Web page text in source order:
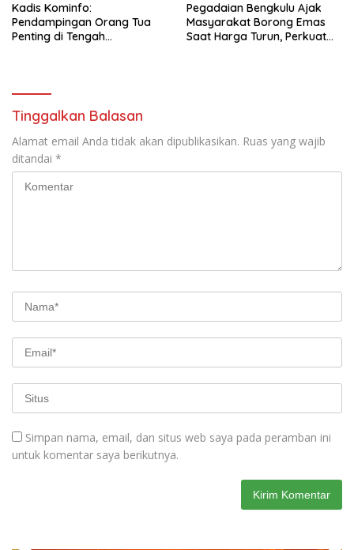
Kadis Kominfo:
Pendampingan Orang Tua
Penting di Tengah
Pegadaian Bengkulu Ajak
Masyarakat Borong Emas
Saat Harga Turun, Perkuat
Tinggalkan Balasan
Alamat email Anda tidak akan dipublikasikan. Ruas yang wajib
ditandai *
Simpan nama, email, dan situs web saya pada peramban ini
untuk komentar saya berikutnya.